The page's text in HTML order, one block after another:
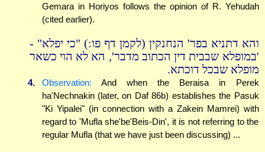
Gemara in Horiyos follows the opinion of R. Yehudah
(cited earlier).
והא דתניא בפר' הנחנקין (לקמן דף פו:) "כי יפלא" -
'במופלא שבבית דין הכתוב מדבר', הא לא הוי כשאר
מופלא שבכל דוכתא.
4. Observation: And when the Beraisa in Perek
ha'Nechnakin (later, on Daf 86b) establishes the Pasuk
"Ki Yipalei" (in connection with a Zakein Mamrei) with
regard to 'Mufla she'be'Beis-Din', it is not referring to the
regular Mufla (that we have just been discussing) ...